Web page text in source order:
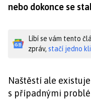
nebo dokonce se
Líbí se vám tento
zpráv, stačí jedno
Naštěstí ale
s případnými